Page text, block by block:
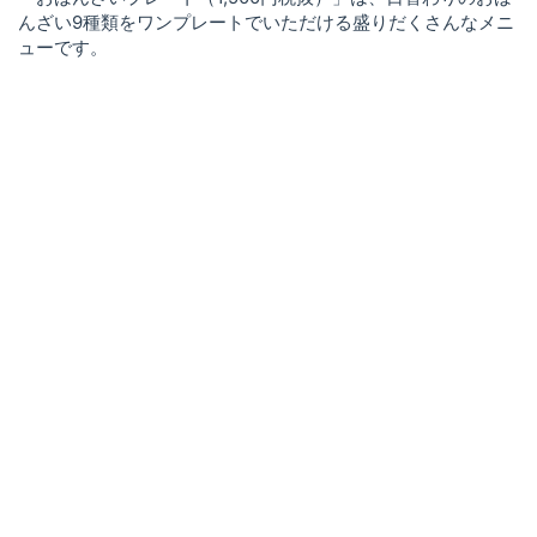
んざい9種類をワンプレートでいただける盛りだくさんなメニ
ューです。